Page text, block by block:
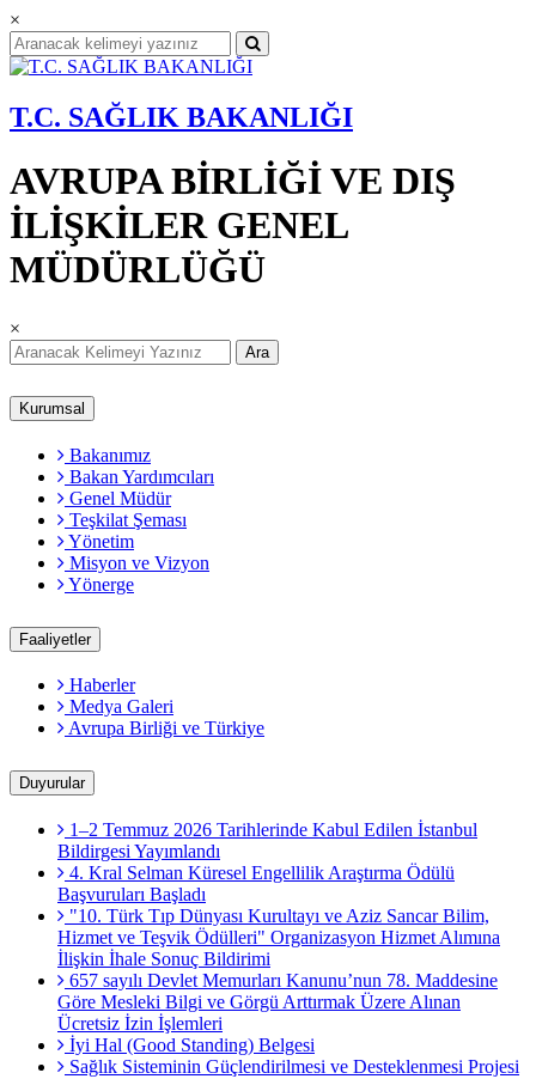
×
T.C. SAĞLIK BAKANLIĞI
AVRUPA BİRLİĞİ VE DIŞ
İLİŞKİLER GENEL
MÜDÜRLÜĞÜ
×
Ara
Kurumsal
Bakanımız
Bakan Yardımcıları
Genel Müdür
Teşkilat Şeması
Yönetim
Misyon ve Vizyon
Yönerge
Faaliyetler
Haberler
Medya Galeri
Avrupa Birliği ve Türkiye
Duyurular
1–2 Temmuz 2026 Tarihlerinde Kabul Edilen İstanbul
Bildirgesi Yayımlandı
4. Kral Selman Küresel Engellilik Araştırma Ödülü
Başvuruları Başladı
"10. Türk Tıp Dünyası Kurultayı ve Aziz Sancar Bilim,
Hizmet ve Teşvik Ödülleri" Organizasyon Hizmet Alımına
İlişkin İhale Sonuç Bildirimi
657 sayılı Devlet Memurları Kanunu’nun 78. Maddesine
Göre Mesleki Bilgi ve Görgü Arttırmak Üzere Alınan
Ücretsiz İzin İşlemleri
İyi Hal (Good Standing) Belgesi
Sağlık Sisteminin Güçlendirilmesi ve Desteklenmesi Projesi